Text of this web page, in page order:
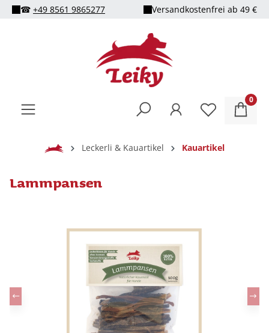
springen
☎ +49 8561 9865277 Versandkostenfrei ab 49 €
0
HomeLeckerli & Kauartikel Kauartikel
Lammpansen
Bildergalerie überspringen